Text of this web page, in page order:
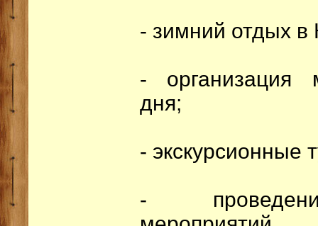
- зимний отдых в
- организация
дня;
- экскурсионные
-